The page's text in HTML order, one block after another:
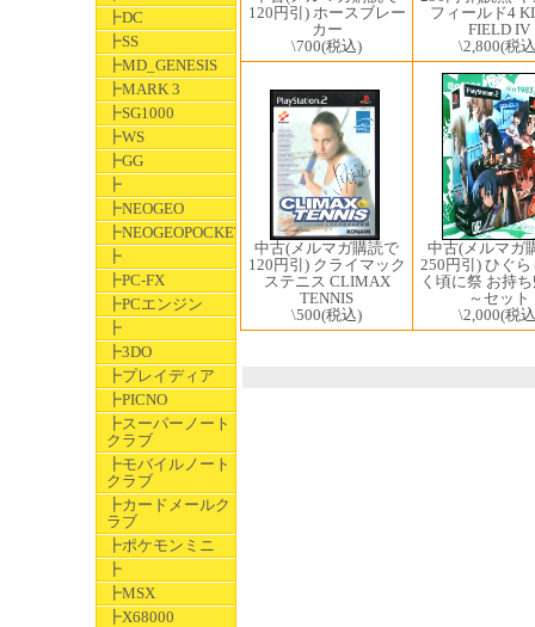
┣DC
┣SS
┣MD_GENESIS
┣MARK 3
┣SG1000
┣WS
┣GG
┣
┣NEOGEO
┣NEOGEOPOCKET
┣
┣PC-FX
┣PCエンジン
┣
┣3DO
┣プレイディア
┣PICNO
┣スーパーノート
クラブ
┣モバイルノート
クラブ
┣カードメールク
ラブ
┣ポケモンミニ
┣
┣MSX
┣X68000
120円引) ホースブレー
カー
\700(税込)
フィールド4
FIELD IV
\2,800(税
中古(メルマガ購読で
120円引) クライマック
ステニス CLIMAX
TENNIS
\500(税込)
中古(メルマガ
250円引) ひぐ
く頃に祭 お持
～セット
\2,000(税